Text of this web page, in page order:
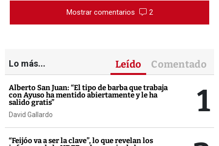
Mostrar comentarios 2
Lo más... Leído Comentado
Alberto San Juan: “El tipo de barba que trabaja
con Ayuso ha mentido abiertamente y le ha
salido gratis”
David Gallardo 1
“Feijóo va a ser la clave”, lo que revelan los